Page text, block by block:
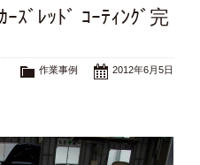
ﾞﾚｯﾄﾞ ｺｰﾃｨﾝｸﾞ完
2012年6月5日
作業事例